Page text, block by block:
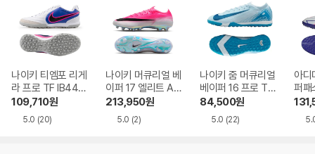
나이키 티엠포 리게
라 프로 TF IB447
7-146
109,710원
5.0 (20)
나이키 머큐리얼 베
이퍼 17 엘리트 AG
PRO IM5806-90
213,950원
5.0 (2)
나이키 줌 머큐리얼
베이퍼 16 프로 TF
FQ8687-400
84,500원
5.0 (22)
아디
퍼패